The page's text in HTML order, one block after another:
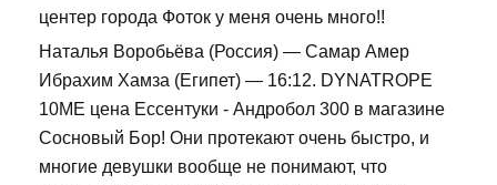
центер города Фоток у меня очень много!!
Наталья Воробьёва (Россия) — Самар Амер
Ибрахим Хамза (Египет) — 16:12. DYNATROPE
10ME цена Ессентуки - Андробол 300 в магазине
Сосновый Бор! Они протекают очень быстро, и
многие девушки вообще не понимают, что